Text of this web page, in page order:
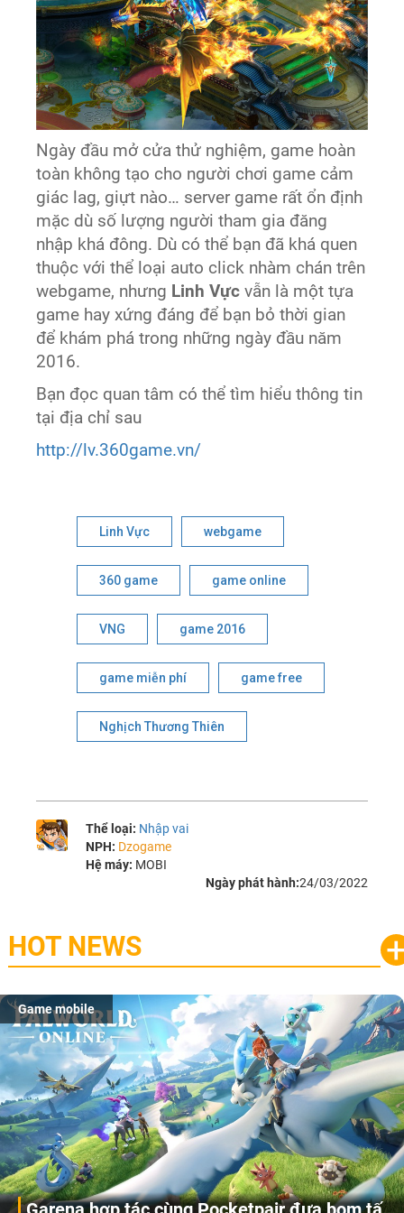
Ngày đầu mở cửa thử nghiệm, game hoàn
toàn không tạo cho người chơi game cảm
giác lag, giựt nào… server game rất ổn định
mặc dù số lượng người tham gia đăng
nhập khá đông. Dù có thể bạn đã khá quen
thuộc với thể loại auto click nhàm chán trên
webgame, nhưng Linh Vực vẫn là một tựa
game hay xứng đáng để bạn bỏ thời gian
để khám phá trong những ngày đầu năm
2016.
Bạn đọc quan tâm có thể tìm hiểu thông tin
tại địa chỉ sau
http://lv.360game.vn/
Linh Vực webgame
360 game game online
VNG game 2016
game miễn phí game free
Nghịch Thương Thiên
Thể loại: Nhập vai
NPH: Dzogame
Hệ máy: MOBI
Ngày phát hành:24/03/2022
HOT NEWS
Game mobile